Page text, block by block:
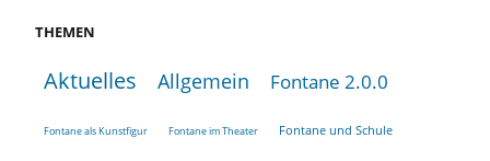
THEMEN
Aktuelles Allgemein Fontane 2.0.0
Fontane als Kunstfigur Fontane im Theater Fontane und Schule